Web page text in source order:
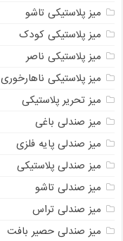
میز پلاستیکی تاشو
میز پلاستیکی کودک
میز پلاستیکی ناصر
میز پلاستیکی ناهارخوری
میز تحریر پلاستیکی
میز صندلی باغی
میز صندلی پایه فلزی
میز صندلی پلاستیکی
میز صندلی تاشو
میز صندلی تراس
میز صندلی حصیر بافت